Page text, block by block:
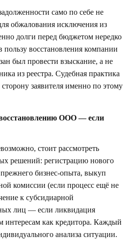
само по себе не
обжалования исключения из
долги перед бюджетом нередко
пользу восстановления компании
был провести взыскание, а не
из реестра. Судебная практика
сторону заявителя именно по этому
ООО — если
стоит рассмотреть
решений: регистрацию нового
бизнес-опыта, выкуп
комиссии (если процесс ещё не
к субсидиарной
лиц — если ликвидация
как кредитора. Каждый
анализа ситуации.